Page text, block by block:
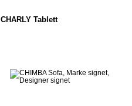
CHARLY Tablett